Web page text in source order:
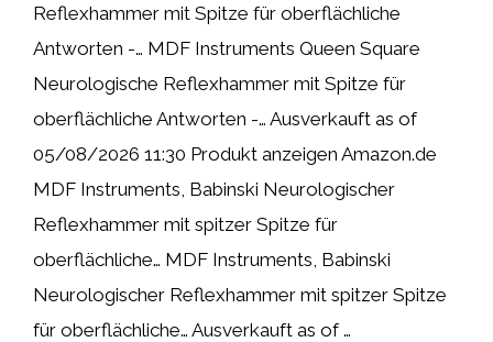
Reflexhammer mit Spitze für oberflächliche
Antworten -… MDF Instruments Queen Square
Neurologische Reflexhammer mit Spitze für
oberflächliche Antworten -… Ausverkauft as of
05/08/2026 11:30 Produkt anzeigen Amazon.de
MDF Instruments, Babinski Neurologischer
Reflexhammer mit spitzer Spitze für
oberflächliche… MDF Instruments, Babinski
Neurologischer Reflexhammer mit spitzer Spitze
für oberflächliche… Ausverkauft as of …